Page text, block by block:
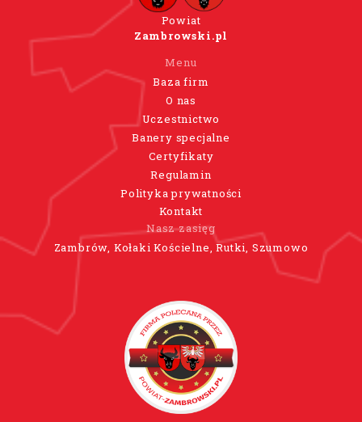
Powiat
Zambrowski.pl
Menu
Baza firm
O nas
Uczestnictwo
Banery specjalne
Certyfikaty
Regulamin
Polityka prywatności
Kontakt
Nasz zasięg
Zambrów, Kołaki Kościelne, Rutki, Szumowo